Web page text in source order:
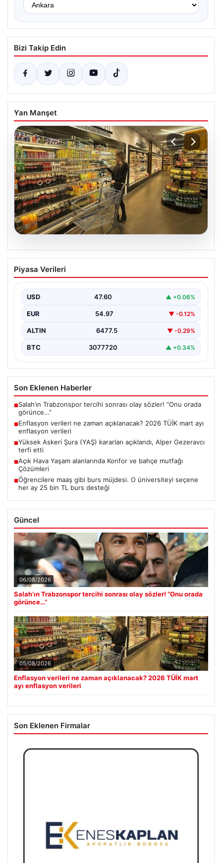
Bizi Takip Edin
Yan Manşet
05.08.2026
Enflasyon verileri ne zaman
açıklanacak? 2026 TÜİK mart ayı
Piyasa Verileri
USD 47.60 ▲ +0.06%
EUR 54.97 ▼ -0.12%
ALTIN 6477.5 ▼ -0.29%
BTC 3077720 ▲ +0.34%
Son Eklenen Haberler
■Salah’ın Trabzonspor tercihi sonrası olay sözler! “Onu orada
görünce…”
■Enflasyon verileri ne zaman açıklanacak? 2026 TÜİK mart ayı
enflasyon verileri
■Yüksek Askeri Şura (YAŞ) kararları açıklandı, Alper Gezeravcı
terfi etti
■Açık Hava Yaşam alanlarında Konfor ve bahçe mutfağı
Çözümleri
■Öğrencilere maaş gibi burs müjdesi. O üniversiteyi seçene
her ay 25 bin TL burs desteği
Güncel
06/08/2026
Salah’ın Trabzonspor tercihi sonrası olay sözler! “Onu orada
görünce…”
05/08/2026
Enflasyon verileri ne zaman açıklanacak? 2026 TÜİK mart
ayı enflasyon verileri
Son Eklenen Firmalar